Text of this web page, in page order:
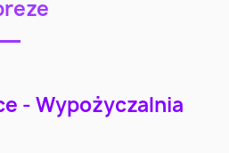
- Wypożyczalnia